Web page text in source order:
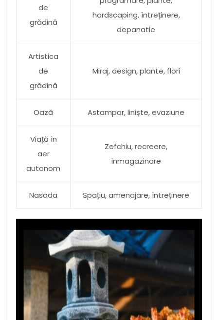
de
grădină
hardscaping, întreținere,
depanatie
Artistica
de
grădină
Miraj, design, plante, flori
Oază Astampar, liniște, evaziune
Viață în
aer
autonom
Zefchiu, recreere,
inmagazinare
Nasada Spațiu, amenajare, întreținere